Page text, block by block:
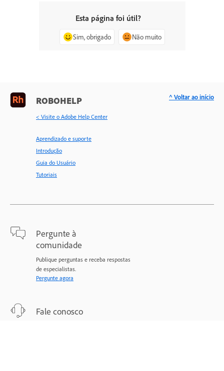
Esta página foi útil?
Sim, obrigado Não muito
ROBOHELP
< Visite o Adobe Help Center
Aprendizado e suporte
Introdução
Guia do Usuário
Tutoriais
Pergunte à
comunidade
Publique perguntas e receba respostas
de especialistas.
Pergunte agora
Fale conosco
^ Voltar ao início